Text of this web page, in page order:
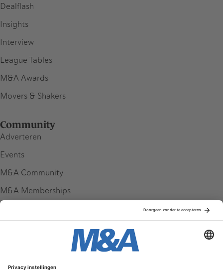
Dealflash
Insights
Interview
League Tables
M&A Awards
Movers & Shakers
Community
Adverteren
Events
M&A Community
M&A Memberships